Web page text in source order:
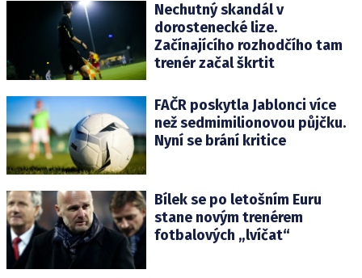
Nechutný skandál v
dorostenecké lize.
Začínajícího rozhodčího tam
trenér začal škrtit
FAČR poskytla Jablonci více
než sedmimilionovou půjčku.
Nyní se brání kritice
Bílek se po letošním Euru
stane novým trenérem
fotbalových „lvíčat“